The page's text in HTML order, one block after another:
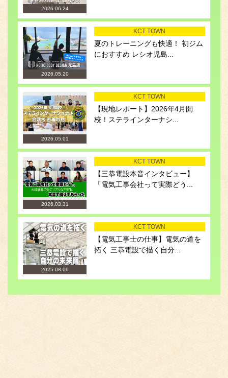
2026.06.24
2026.05.20
KCT TOWN
夏のトレーニングも快適！ 初ジム
におすすめ レシオ児島...
2026.05.01
KCT TOWN
【現地レポート】2026年4月開
校！ステラインターナシ...
2026.03.31
KCT TOWN
【三恭電設本音インタビュー】
「電気工事会社って実際どう...
2025.08.06
KCT TOWN
【電気工事士の仕事】電気の道を
拓く 三恭電設で描く自分...